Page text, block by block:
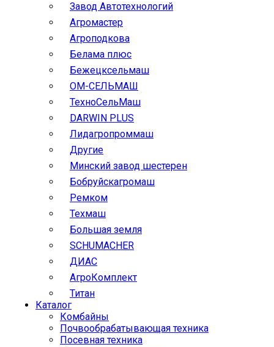
Завод Автотехнологий
Агромастер
Агроподкова
Белама плюс
Бежецксельмаш
ОМ-СЕЛЬМАШ
ТехноСельМаш
DARWIN PLUS
Лидагропроммаш
Другие
Минский завод шестерен
Бобруйскагромаш
Ремком
Техмаш
Большая земля
SCHUMACHER
ДИАС
АгроКомплект
Титан
Каталог
Комбайны
Почвообрабатывающая техника
Посевная техника